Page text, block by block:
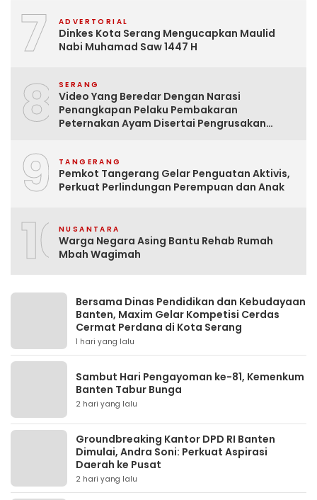
7 ADVERTORIAL
Dinkes Kota Serang Mengucapkan Maulid
Nabi Muhamad Saw 1447 H
8 SERANG
Video Yang Beredar Dengan Narasi
Penangkapan Pelaku Pembakaran
Peternakan Ayam Disertai Pengrusakan
9 TANGERANG
Pemkot Tangerang Gelar Penguatan Aktivis,
Perkuat Perlindungan Perempuan dan Anak
10NUSANTARA
Warga Negara Asing Bantu Rehab Rumah
Mbah Wagimah
Bersama Dinas Pendidikan dan Kebudayaan
Banten, Maxim Gelar Kompetisi Cerdas
Cermat Perdana di Kota Serang
1 hari yang lalu
Sambut Hari Pengayoman ke-81, Kemenkum
Banten Tabur Bunga
2 hari yang lalu
Groundbreaking Kantor DPD RI Banten
Dimulai, Andra Soni: Perkuat Aspirasi
Daerah ke Pusat
2 hari yang lalu